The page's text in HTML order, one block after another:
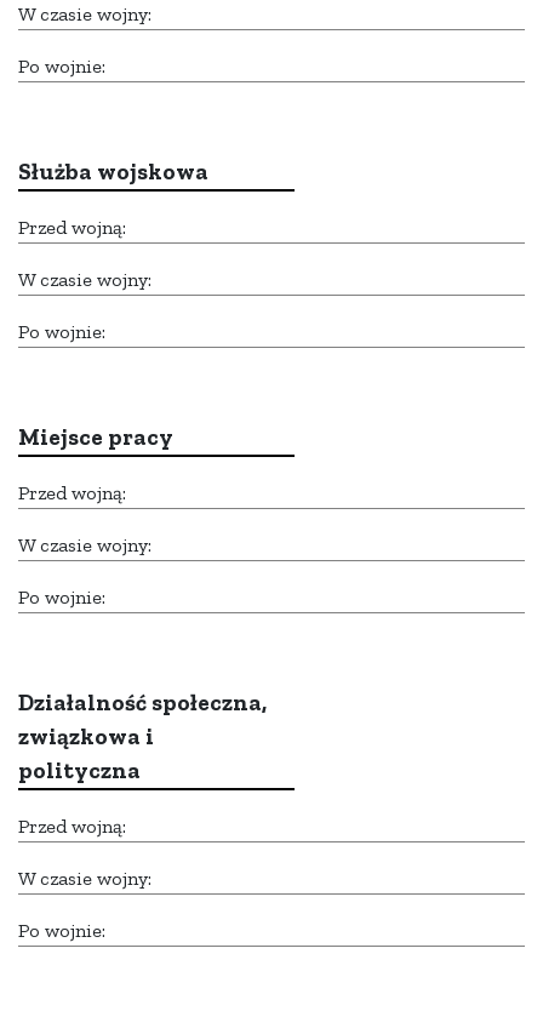
W czasie wojny:
Po wojnie:
Służba wojskowa
Przed wojną:
W czasie wojny:
Po wojnie:
Miejsce pracy
Przed wojną:
W czasie wojny:
Po wojnie:
Działalność społeczna,
związkowa i
polityczna
Przed wojną:
W czasie wojny:
Po wojnie: